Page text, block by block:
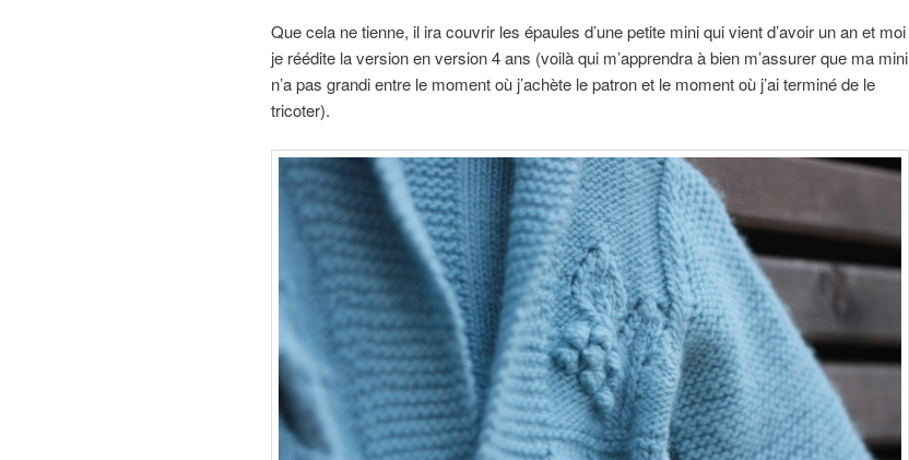
Que cela ne tienne, il ira couvrir les épaules d’une petite mini qui vient d’avoir un an et moi
je réédite la version en version 4 ans (voilà qui m’apprendra à bien m’assurer que ma mini
n’a pas grandi entre le moment où j’achète le patron et le moment où j’ai terminé de le
tricoter).